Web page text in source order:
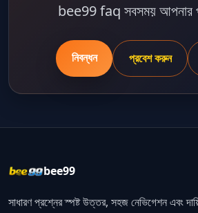
bee99 faq সবসময় আপনার
নিবন্ধন প্রবেশ করুন
bee99
সাধারণ প্রশ্নের স্পষ্ট উত্তর, সহজ নেভিগেশন এবং